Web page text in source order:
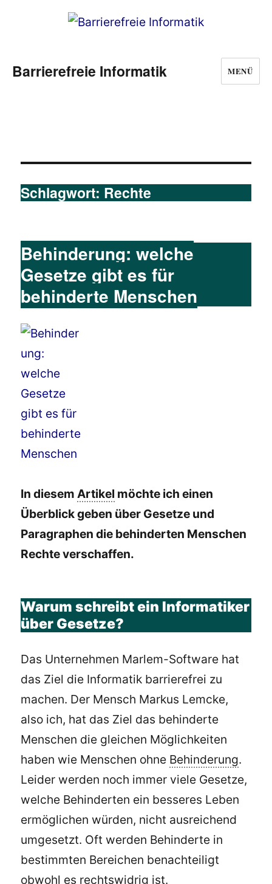
Barrierefreie Informatik MENÜ
Schlagwort: Rechte
Behinderung: welche
Gesetze gibt es für
behinderte Menschen
In diesemArtikel möchte ich einen
Überblick geben über Gesetze und
Paragraphen die behinderten Menschen
Rechte verschaffen.
Warum schreibt ein Informatiker
über Gesetze?
Das Unternehmen Marlem-Software hat
das Ziel die Informatik barrierefrei zu
machen. Der Mensch Markus Lemcke,
also ich, hat das Ziel das behinderte
Menschen die gleichen Möglichkeiten
haben wie Menschen ohne Behinderung.
Leider werden noch immer viele Gesetze,
welche Behinderten ein besseres Leben
ermöglichen würden, nicht ausreichend
umgesetzt. Oft werden Behinderte in
bestimmten Bereichen benachteiligt
obwohl es rechtswidrig ist.